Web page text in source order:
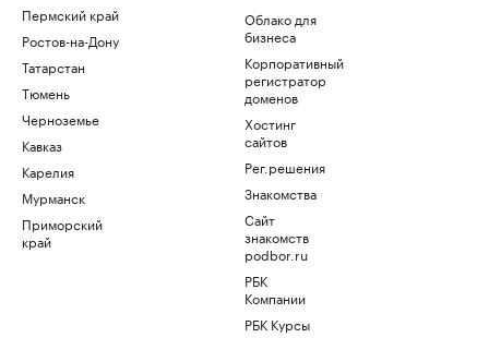
Пермский край
Ростов-на-Дону
Татарстан
Тюмень
Черноземье
Кавказ
Карелия
Мурманск
Приморский
край
Облако для
бизнеса
Корпоративный
регистратор
доменов
Хостинг
сайтов
Рег.решения
Знакомства
Сайт
знакомств
podbor.ru
РБК
Компании
РБК Курсы